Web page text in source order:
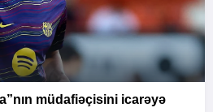
müdafiəçisini icarəyə